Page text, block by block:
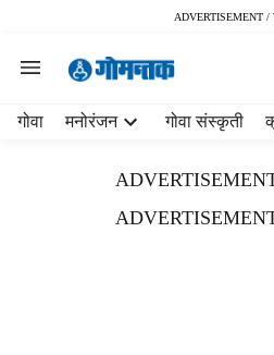
ADVERTISEMENT /
गोवा मनोरंजन गोवा संस्कृती